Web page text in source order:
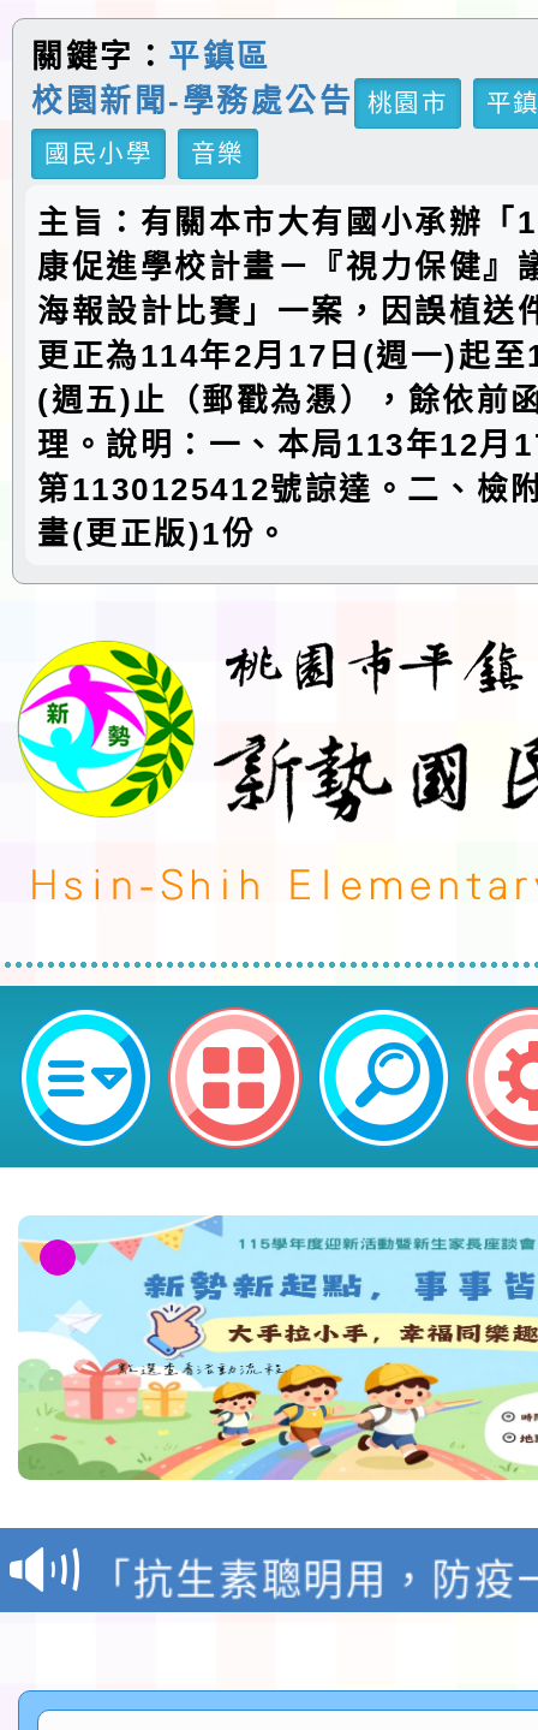
關鍵字： 平鎮區
校園新聞-學務處公告
桃園市
平
國民小學
音樂
主旨：有關本市大有國小承辦「
康促進學校計畫－『視力保健』
海報設計比賽」一案，因誤植送
更正為114年2月17日(週一)起
(週五)止（郵戳為慿），餘依前
理。說明：一、本局113年12月
第1130125412號諒達。二、檢
畫(更正版)1份。
neilctes網站設計者：徐嘉裕
轉知台灣武術協會檢送
月29日中正盃決賽暨
術精英錦標賽」
「抗生素聰明用，防疫
會
地景藝術節教師研習